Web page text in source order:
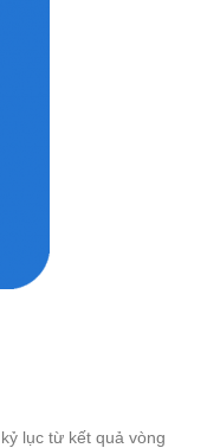
lục từ kết quả vòng